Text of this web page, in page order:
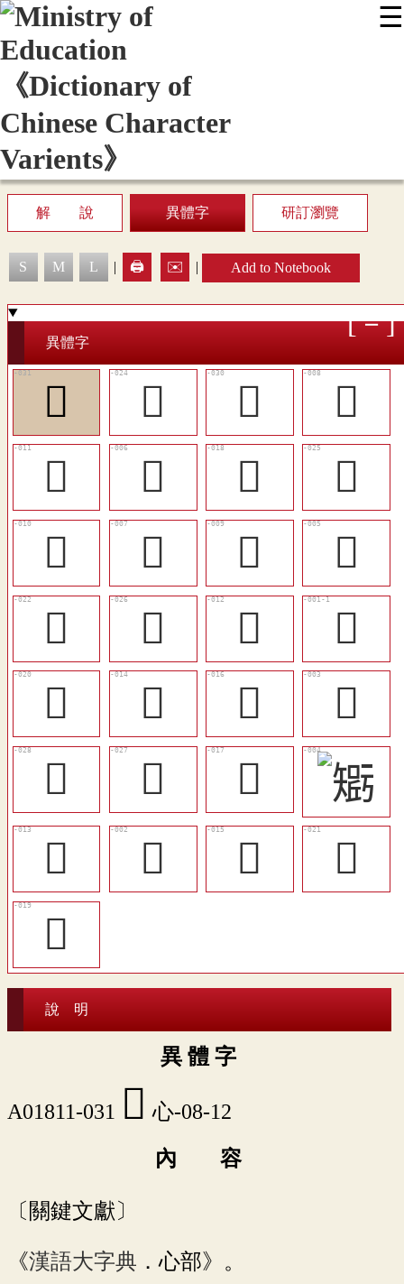
☰
Display Mode
解 說 異體字 研訂瀏覽
S M L | 🖨️ ✉️ | Add to Notebook
異體字
󲩆 󲩀 󲩅
󲨱
󲨴
󲨯 󲨻
󲩁
󲨳
󲨰 󲨲
󲨮
󲨿
󲩂 󲨵
𣉻
󲨽
󲨷 󲨹
𤾞
󲩄
󲩃
󲨺
󲨶
𥏼 󲨸
󲨾
󲨼
說 明
異 體 字
A01811-031 󲩆 心-08-12
內 容
〔關鍵文獻〕
《漢語大字典 ．心部》。